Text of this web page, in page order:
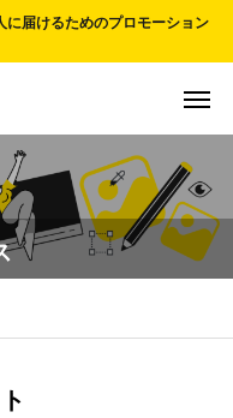
届けるためのプロモーション